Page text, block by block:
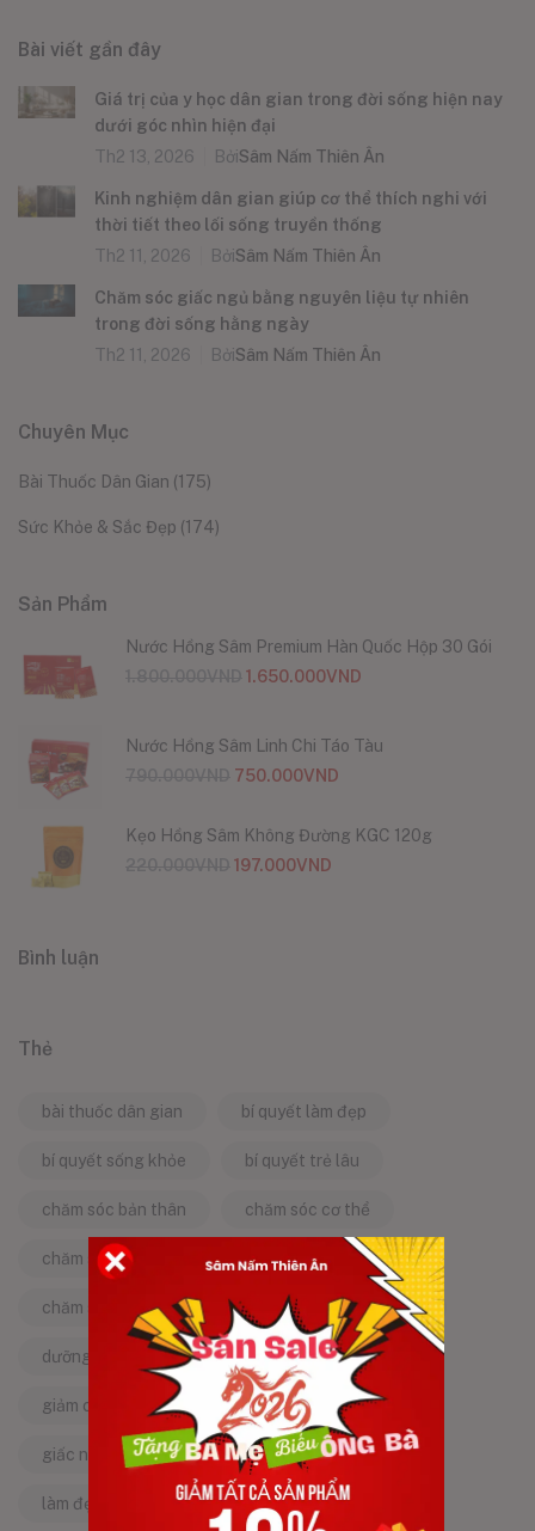
Bài viết gần đây
Giá trị của y học dân gian trong đời sống hiện nay
dưới góc nhìn hiện đại
Th2 13, 2026
BởiSâm Nấm Thiên Ân
Kinh nghiệm dân gian giúp cơ thể thích nghi với
thời tiết theo lối sống truyền thống
Th2 11, 2026
BởiSâm Nấm Thiên Ân
Chăm sóc giấc ngủ bằng nguyên liệu tự nhiên
trong đời sống hằng ngày
Th2 11, 2026
BởiSâm Nấm Thiên Ân
Chuyên Mục
Bài Thuốc Dân Gian (175)
Sức Khỏe & Sắc Đẹp (174)
Sản Phẩm
Nước Hồng Sâm Premium Hàn Quốc Hộp 30 Gói
1.650.000VND
Nước Hồng Sâm Linh Chi Táo Tàu
750.000VND
Kẹo Hồng Sâm Không Đường KGC 120g
197.000VND
Bình luận
Thẻ
bài thuốc dân gian bí quyết làm đẹp
bí quyết sống khỏe bí quyết trẻ lâu
chăm sóc bản thân chăm sóc cơ thể
chăm sóc da chăm sóc sức khỏe
chăm sóc sức khỏe tự nhiên chống lão hóa
dưỡng da tự nhiên dưỡng sinh
giảm căng thẳng giảm stress
giấc ngủ ngon kinh nghiệm dân gian
làm đẹp từ bên trong làm đẹp tự nhiên